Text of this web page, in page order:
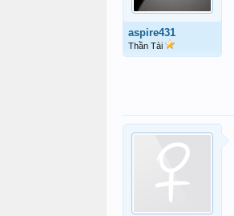
aspire431
Thần Tài